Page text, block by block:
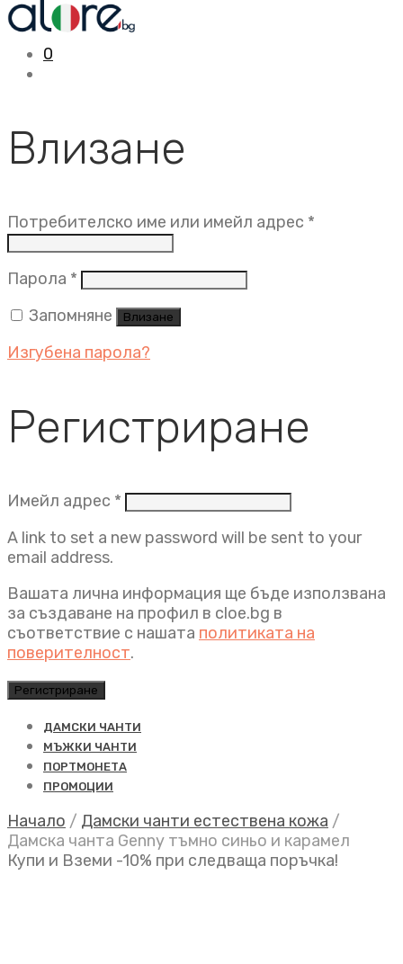
0
Влизане
Потребителско име или имейл адрес *
Парола * Задължително
Запомняне
Влизане
Изгубена парола?
Регистриране
Имейл адрес * Задължително
A link to set a new password will be sent to your
email address.
Вашата лична информация ще бъде използвана
за създаване на профил в cloe.bg в
съответствие с нашата политиката на
поверителност.
Регистриране
ДАМСКИ ЧАНТИ
МЪЖКИ ЧАНТИ
ПОРТМОНЕТА
ПРОМОЦИИ
Начало / Дамски чанти естествена кожа /
Дамска чанта Genny тъмно синьо и карамел
Купи и Вземи -10% при следваща поръчка!